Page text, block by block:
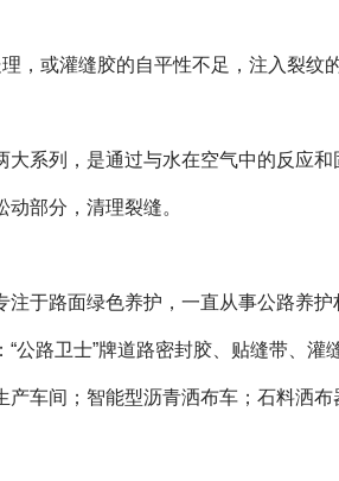
，或灌缝胶的自平性不足，注入裂纹
系列，是通过与水在空气中的反应
部分，清理裂缝。
于路面绿色养护，一直从事公路养
公路卫士”牌道路密封胶、贴缝带、
车间；智能型沥青洒布车；石料洒